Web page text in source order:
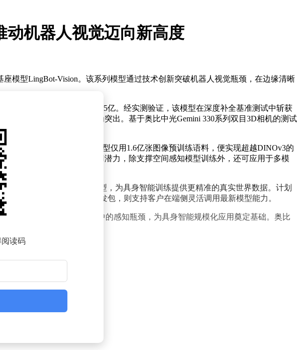
动机器人视觉迈向新高度
模型LingBot-Vision。该系列模型通过技术创新突破机器人视觉瓶颈，在边缘清晰
数据规模从300万扩充至1.5亿。经实测验证，该模型在深度补全基准测试中斩获
深度相机失效场景表现尤为突出。基于奥比中光Gemini 330系列双目3D相机的测试
"看准"的能力链路。该模型仅用1.6亿张图像预训练语料，便实现超越DINOv3的
，已展现"一模多用"的通用潜力，除支撑空间感知模型训练外，还可应用于多模
优化版LingBot-Depth模型，为具身智能训练提供更精准的真实世界数据。计划
能力。同步推出的SDK开发包，则支持客户在端侧灵活调用最新模型能力。
底座，突破真实物理世界中的感知瓶颈，为具身智能规模化应用奠定基础。奥比
度与稳定性。
读码